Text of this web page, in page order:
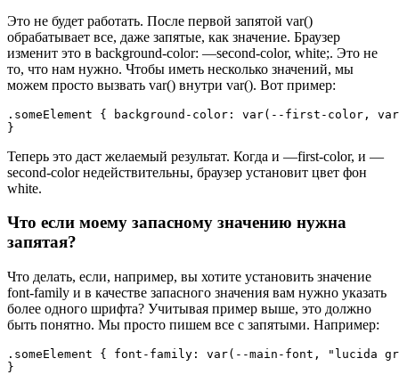
Это не будет работать. После первой запятой var()
обрабатывает все, даже запятые, как значение. Браузер
изменит это в background-color: —second-color, white;. Это не
то, что нам нужно. Чтобы иметь несколько значений, мы
можем просто вызвать var() внутри var(). Вот пример:
.someElement { background-color: var(--first-color,
}
Теперь это даст желаемый результат. Когда и —first-color, и —
second-color недействительны, браузер установит цвет фон
white.
Что если моему запасному значению нужна
запятая?
Что делать, если, например, вы хотите установить значение
font-family и в качестве запасного значения вам нужно указать
более одного шрифта? Учитывая пример выше, это должно
быть понятно. Мы просто пишем все с запятыми. Например:
.someElement { font-family: var(--main-font, "lucida
}